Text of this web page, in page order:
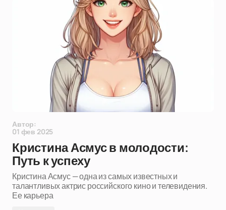
Автор:
01 фев 2025
Кристина Асмус в молодости:
Путь к успеху
Кристина Асмус — одна из самых известных и
талантливых актрис российского кино и телевидения.
Ее карьера